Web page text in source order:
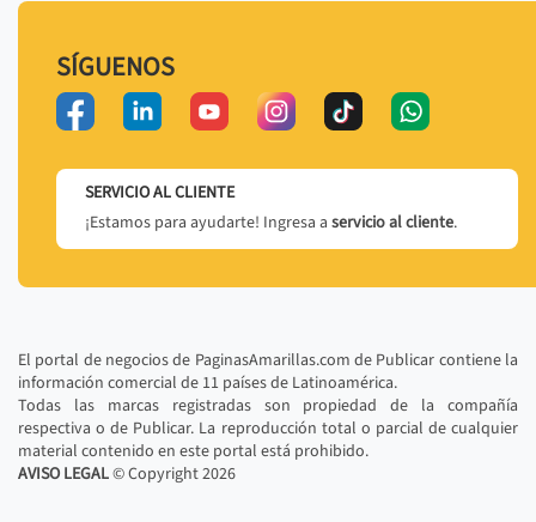
SÍGUENOS
SERVICIO AL CLIENTE
¡Estamos para ayudarte! Ingresa a servicio al cliente.
El portal de negocios de PaginasAmarillas.com de Publicar contiene la
información comercial de 11 países de Latinoamérica.
Todas las marcas registradas son propiedad de la compañía
respectiva o de Publicar. La reproducción total o parcial de cualquier
material contenido en este portal está prohibido.
AVISO LEGAL© Copyright2026